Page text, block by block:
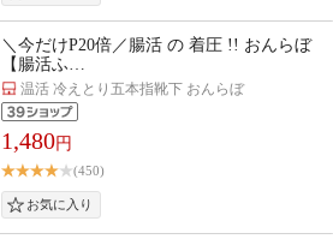
＼今だけP20倍／腸活 の 着圧 !! おんらぼ
【腸活ふ…
温活 冷えとり五本指靴下 おんらぼ
1,480円
(450)